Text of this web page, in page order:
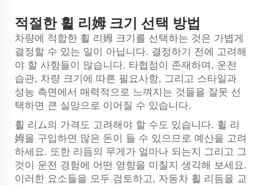
적절한 휠 리姆 크기 선택 방법
차량에 적합한 휠 리姆 크기를 선택하는 것은 가볍게
결정할 수 있는 일이 아닙니다. 결정하기 전에 고려해
야 할 사항들이 많습니다. 타협점이 존재하며, 운전
습관, 차량 크기에 따른 필요사항, 그리고 스타일과
성능 측면에서 매력적으로 느껴지는 것들을 잘못 선
택하면 큰 실망으로 이어질 수 있습니다.
휠 리ム의 가격도 고려해야 할 수도 있습니다. 휠 리
姆을 구입하면 많은 돈이 들 수 있으므로 예산을 고려
하세요. 또한 리듬의 무게가 얼마나 되는지 그리고 그
것이 운전 경험에 어떤 영향을 미칠지 생각해 보세요.
이러한 요소들을 모두 검토하고, 자동차 휠 리듬을 교